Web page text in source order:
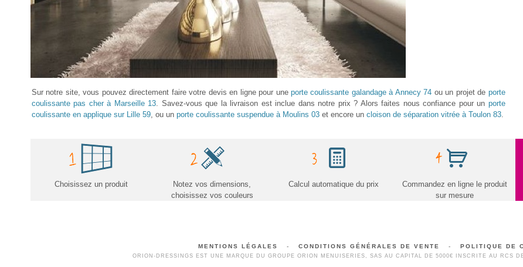
Sur notre site, vous pouvez directement faire votre devis en ligne pour uneporte coulissante galandage à Annecy 74 ou un projet de porte
coulissante pas cher à Marseille 13. Savez-vous que la livraison est inclue dans notre prix ? Alors faites nous confiance pour un porte
coulissante en applique sur Lille 59, ou un porte coulissante suspendue à Moulins 03 et encore un cloison de séparation vitrée à Toulon 83.
Choisissez un produit
Notez vos dimensions,
choisissez vos couleurs
Calcul automatique du prix
Commandez en ligne le produit
sur mesure
MENTIONS LÉGALES - CONDITIONS GÉNÉRALES DE VENTE - POLITIQUE DE
ORION-DRESSINGS EST UNE MARQUE DU GROUPE ORION MENUISERIES, SAS AU CAPITAL DE 5000€ INSCRITE AU RCS